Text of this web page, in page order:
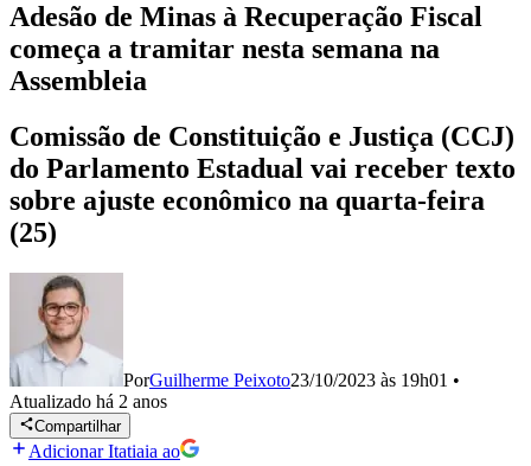
Adesão de Minas à Recuperação Fiscal
começa a tramitar nesta semana na
Assembleia
Comissão de Constituição e Justiça (CCJ)
do Parlamento Estadual vai receber texto
sobre ajuste econômico na quarta-feira
(25)
PorGuilherme Peixoto23/10/2023 às 19h01 •
Atualizado há 2 anos
Compartilhar
Adicionar Itatiaia ao